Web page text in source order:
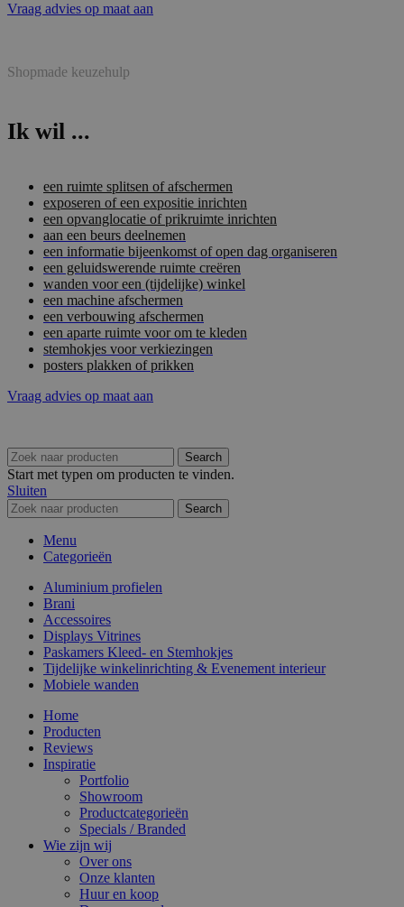
Vraag advies op maat aan
Shopmade keuzehulp
Ik wil ...
een ruimte splitsen of afschermen
exposeren of een expositie inrichten
een opvanglocatie of prikruimte inrichten
aan een beurs deelnemen
een informatie bijeenkomst of open dag organiseren
een geluidswerende ruimte creëren
wanden voor een (tijdelijke) winkel
een machine afschermen
een verbouwing afschermen
een aparte ruimte voor om te kleden
stemhokjes voor verkiezingen
posters plakken of prikken
Vraag advies op maat aan
Search
Start met typen om producten te vinden.
Sluiten
Search
Menu
Categorieën
Aluminium profielen
Brani
Accessoires
Displays Vitrines
Paskamers Kleed- en Stemhokjes
Tijdelijke winkelinrichting & Evenement interieur
Mobiele wanden
Home
Producten
Reviews
Inspiratie
Portfolio
Showroom
Productcategorieën
Specials / Branded
Wie zijn wij
Over ons
Onze klanten
Huur en koop